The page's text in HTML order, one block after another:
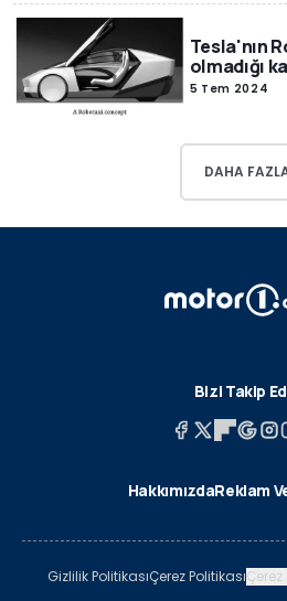
Tesla'nın
olmadığı
5 Tem 2024
DAHA
Bizi Takip
HakkımızdaReklam
Gizlilik PolitikasıÇerez PolitikasıÇerez